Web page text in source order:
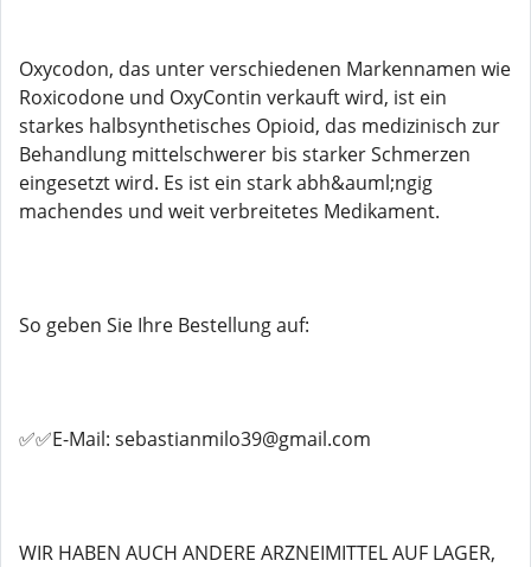
Oxycodon, das unter verschiedenen Markennamen wie
Roxicodone und OxyContin verkauft wird, ist ein
starkes halbsynthetisches Opioid, das medizinisch zur
Behandlung mittelschwerer bis starker Schmerzen
eingesetzt wird. Es ist ein stark abh&auml;ngig
machendes und weit verbreitetes Medikament.
So geben Sie Ihre Bestellung auf:
✅✅E-Mail: sebastianmilo39@gmail.com
WIR HABEN AUCH ANDERE ARZNEIMITTEL AUF LAGER,